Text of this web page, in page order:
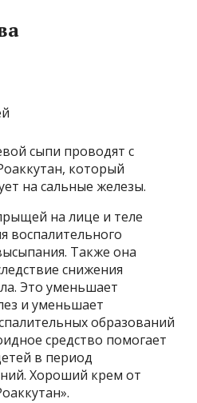
сыпи проводят с
который
на сальные железы.
на лице и теле
воспалительного
Также она
снижения
Это уменьшает
и уменьшает
образований
средство помогает
в период
Хороший крем от